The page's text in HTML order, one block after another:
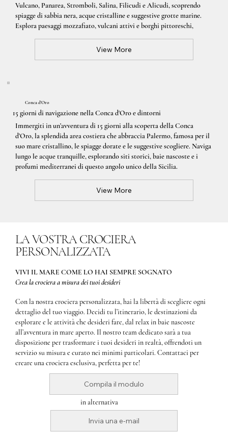
Vulcano, Panarea, Stromboli, Salina, Filicudi e Alicudi, scoprendo
spiagge di sabbia nera, acque cristalline e suggestive grotte marine.
Esplora paesaggi mozzafiato, vulcani attivi e borghi pittoreschi,
View More
Conca d'Oro
15 giorni di navigazione nella Conca d'Oro e dintorni
Immergiti in un’avventura di 15 giorni alla scoperta della Conca
d’Oro, la splendida area costiera che abbraccia Palermo, famosa per il
suo mare cristallino, le spiagge dorate e le suggestive scogliere. Naviga
lungo le acque tranquille, esplorando siti storici, baie nascoste e i
profumi mediterranei di questo angolo unico della Sicilia.
View More
LA VOSTRA CROCIERA
PERSONALIZZATA
VIVI IL MARE COME LO HAI SEMPRE SOGNATO
Crea la crociera a misura dei tuoi desideri
Con la nostra crociera personalizzata, hai la libertà di scegliere ogni
dettaglio del tuo viaggio. Decidi tu l’itinerario, le destinazioni da
esplorare e le attività che desideri fare, dal relax in baie nascoste
all’avventura in mare aperto. Il nostro team dedicato sarà a tua
disposizione per trasformare i tuoi desideri in realtà, offrendoti un
servizio su misura e curato nei minimi particolari. Contattaci per
creare una crociera esclusiva, perfetta per te!
Compila il modulo
in alternativa
Invia una e-mail